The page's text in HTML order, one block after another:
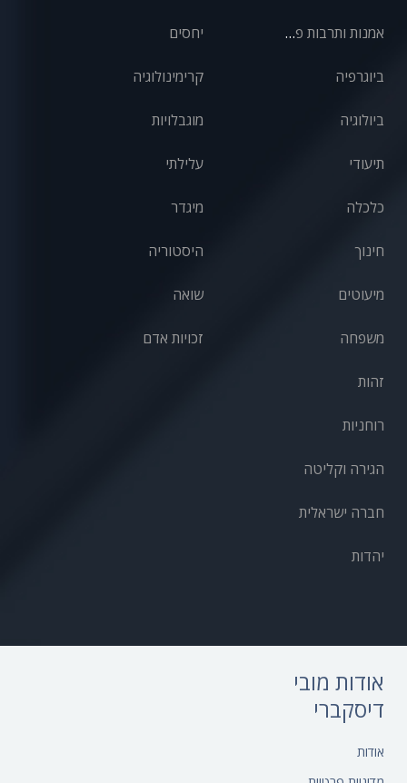
אמנות ותרבות פופולרית
ביוגרפיה
ביולוגיה
יחסים
קרימינולוגיה
מוגבלויות
תיעודי
כלכלה
חינוך
מיעוטים
משפחה
עלילתי
מיגדר
היסטוריה
שואה
זכויות אדם
זהות
רוחניות
הגירה וקליטה
חברה ישראלית
יהדות
אודות מובי
דיסקברי
אודות‎